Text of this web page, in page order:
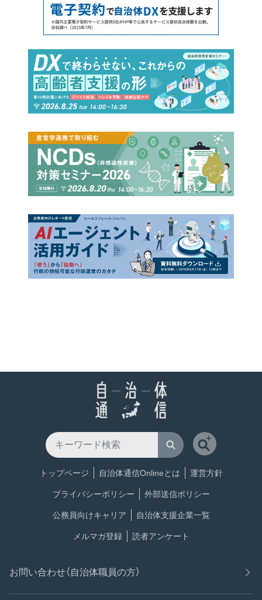
トップページ 自治体通信Onlineとは 運営方針
プライバシーポリシー 外部送信ポリシー
公務員向けキャリア 自治体支援企業一覧
メルマガ登録 読者アンケート
お問い合わせ（自治体職員の方）